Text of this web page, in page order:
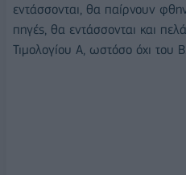
εντάσσονται, θα παίρνουν
πηγές, θα εντάσσονται και
Τιμολογίου Α, ωστόσο όχι του Β.